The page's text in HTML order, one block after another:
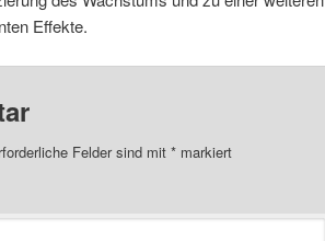
Effekte.
Felder sind mit *markiert